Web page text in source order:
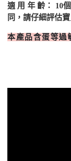
適 用 年 齡： 10
同，請仔細評估
本產品含蛋等過